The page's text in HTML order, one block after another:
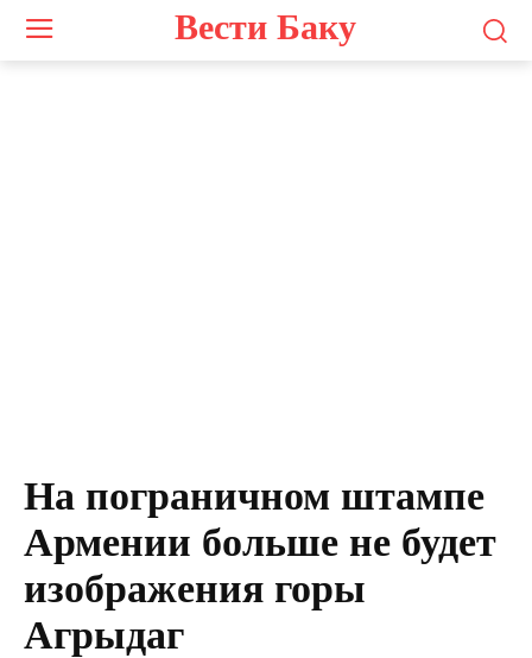
Вести Баку
На пограничном штампе
Армении больше не будет
изображения горы
Агрыдаг